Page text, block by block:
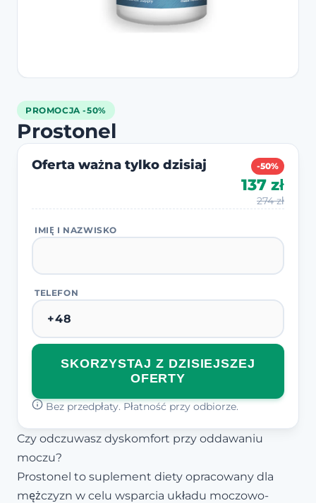
PROMOCJA -50%
Prostonel
Oferta ważna tylko dzisiaj -50%
137 zł
274 zł
IMIĘ I NAZWISKO
TELEFON
SKORZYSTAJ Z DZISIEJSZEJ
OFERTY
Bez przedpłaty. Płatność przy odbiorze.
Czy odczuwasz dyskomfort przy oddawaniu
moczu?
Prostonel to suplement diety opracowany dla
mężczyzn w celu wsparcia układu moczowo-